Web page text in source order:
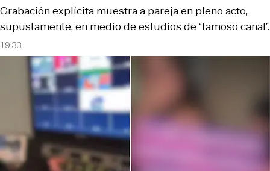
19:33
Grabación explícita muestra a pareja en pleno acto,
supustamente, en medio de estudios de “famoso canal”.